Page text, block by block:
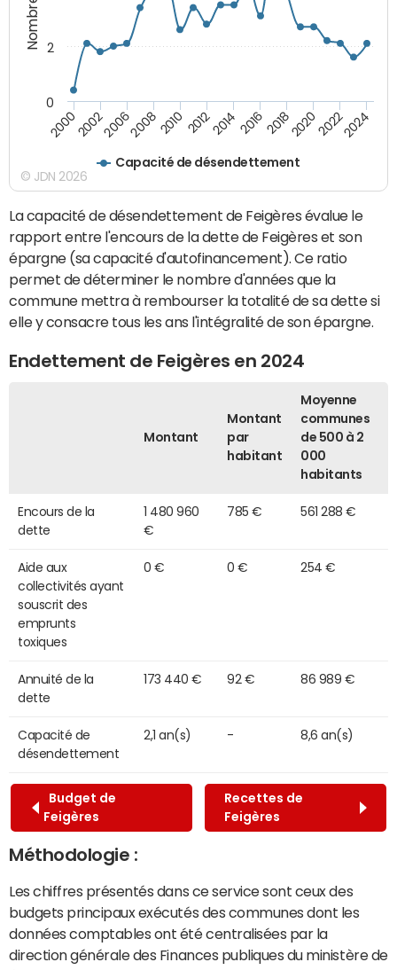
Capacité de désendettement
20002002200620082010 2012201420162018202020222024
0
2
© JDN 2026
La capacité de désendettement de Feigères évalue le
rapport entre l'encours de la dette de Feigères et son
épargne (sa capacité d'autofinancement). Ce ratio
permet de déterminer le nombre d'années que la
commune mettra à rembourser la totalité de sa dette si
elle y consacre tous les ans l'intégralité de son épargne.
Endettement de Feigères en 2024
Montant
Montant
par
habitant
Moyenne
communes
de 500 à 2
000
habitants
Encours de la
dette
1 480 960
€
785 € 561 288 €
Aide aux
collectivités ayant
souscrit des
emprunts
toxiques
0 € 0 € 254 €
Annuité de la
dette
173 440 € 92 € 86 989 €
Capacité de
désendettement
2,1 an(s) - 8,6 an(s)
Budget de
Feigères
Recettes de
Feigères
Méthodologie :
Les chiffres présentés dans ce service sont ceux des
budgets principaux exécutés des communes dont les
données comptables ont été centralisées par la
direction générale des Finances publiques du ministère de